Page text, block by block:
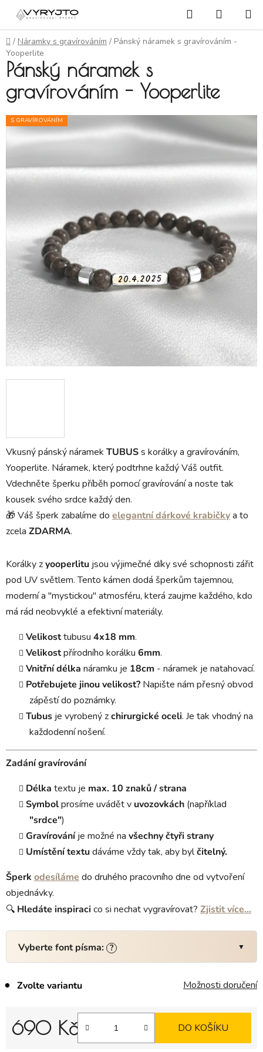
Přejít na obsah Hledat
Domů
/ Náramky s gravírováním / Pánský náramek s gravírováním -
Yooperlite
Vkusný pánský náramek TUBUSs korálky a gravírováním,
Yooperlite. Náramek, který podtrhne každý Váš outfit.
Vdechněte šperku příběh pomocí gravírování a noste tak
kousek svého srdce každý den.
🎁 Váš šperk zabalíme do elegantní dárkové krabičkya to
zcela ZDARMA.
Korálky zyooperlitu jsou výjimečné díky své schopnosti zářit
pod UV světlem. Tento kámen dodá šperkům tajemnou,
moderní a "mystickou" atmosféru, která zaujme každého, kdo
má rád neobvyklé a efektivní materiály.
Velikosttubusu 4x18 mm.
Velikostpřírodního korálku 6mm.
Vnitřnídélka náramku je 18cm - náramek je natahovací.
Potřebujete jinou velikost? Napište nám přesný obvod
zápěstí do poznámky.
Tubus je vyrobený zchirurgické oceli. Je tak vhodný na
každodenní nošení.
Zadání gravírování
Délka textu je max. 10 znaků / strana
Symbolprosíme uvádět v uvozovkách (například
"srdce")
Gravírováníje možné na všechny čtyři strany
Umístění textudáváme vždy tak, aby bylčitelný.
Šperk odesíláme do druhého pracovního dne od vytvoření
objednávky.
🔍 Hledáte inspiracico si nechat vygravírovat? Zjistit více…
Vyberte font písma: ?
Zvolte variantu Možnosti doručení
690 Kč DO KOŠÍKU
Pánský náramek s
gravírováním - Yooperlite
S GRAVÍROVÁNÍM